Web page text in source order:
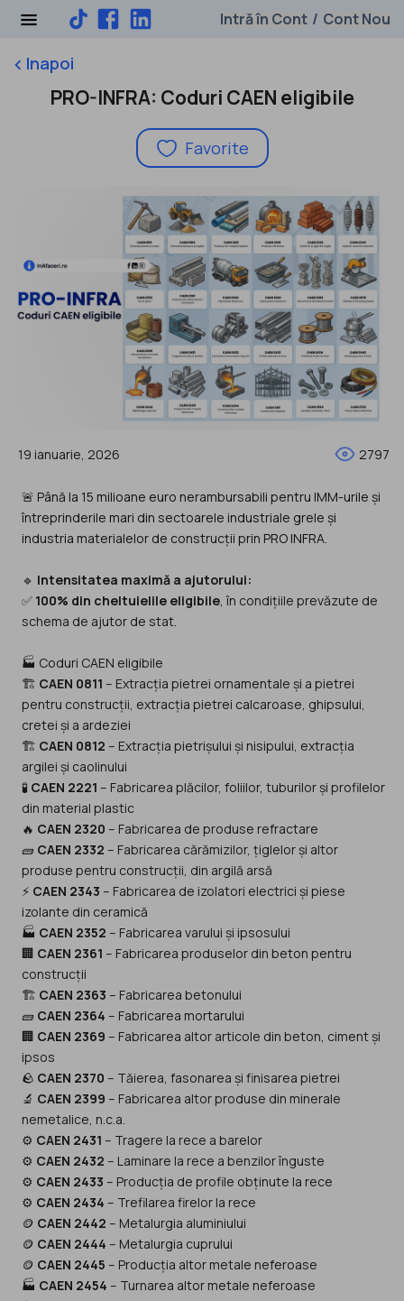
Intră în Cont / Cont Nou
keyboard_arrow_leftInapoi
PRO-INFRA: Coduri CAEN eligibile
Favorite
19 ianuarie, 2026 2797
🚨 Până la 15 milioane euro nerambursabili pentru IMM-urile și
întreprinderile mari din sectoarele industriale grele și
industria materialelor de construcții prin PRO INFRA.
🔹 Intensitatea maximă a ajutorului:
✅ 100% din cheltuielile eligibile, în condițiile prevăzute de
schema de ajutor de stat.
🏭 Coduri CAEN eligibile
🏗️ CAEN 0811 – Extracția pietrei ornamentale și a pietrei
pentru construcții, extracția pietrei calcaroase, ghipsului,
cretei și a ardeziei
🏗️ CAEN 0812 – Extracția pietrișului și nisipului, extracția
argilei și caolinului
🧪 CAEN 2221 – Fabricarea plăcilor, foliilor, tuburilor și profilelor
din material plastic
🔥 CAEN 2320 – Fabricarea de produse refractare
🧱 CAEN 2332 – Fabricarea cărămizilor, țiglelor și altor
produse pentru construcții, din argilă arsă
⚡ CAEN 2343 – Fabricarea de izolatori electrici și piese
izolante din ceramică
🏭 CAEN 2352 – Fabricarea varului și ipsosului
🏢 CAEN 2361 – Fabricarea produselor din beton pentru
construcții
🏗️ CAEN 2363 – Fabricarea betonului
🧱 CAEN 2364 – Fabricarea mortarului
🏢 CAEN 2369 – Fabricarea altor articole din beton, ciment și
ipsos
🪨 CAEN 2370 – Tăierea, fasonarea și finisarea pietrei
🔬 CAEN 2399 – Fabricarea altor produse din minerale
nemetalice, n.c.a.
⚙️ CAEN 2431 – Tragere la rece a barelor
⚙️ CAEN 2432 – Laminare la rece a benzilor înguste
⚙️ CAEN 2433 – Producția de profile obținute la rece
⚙️ CAEN 2434 – Trefilarea firelor la rece
🪙 CAEN 2442 – Metalurgia aluminiului
🪙 CAEN 2444 – Metalurgia cuprului
🪙 CAEN 2445 – Producția altor metale neferoase
🏭 CAEN 2454 – Turnarea altor metale neferoase